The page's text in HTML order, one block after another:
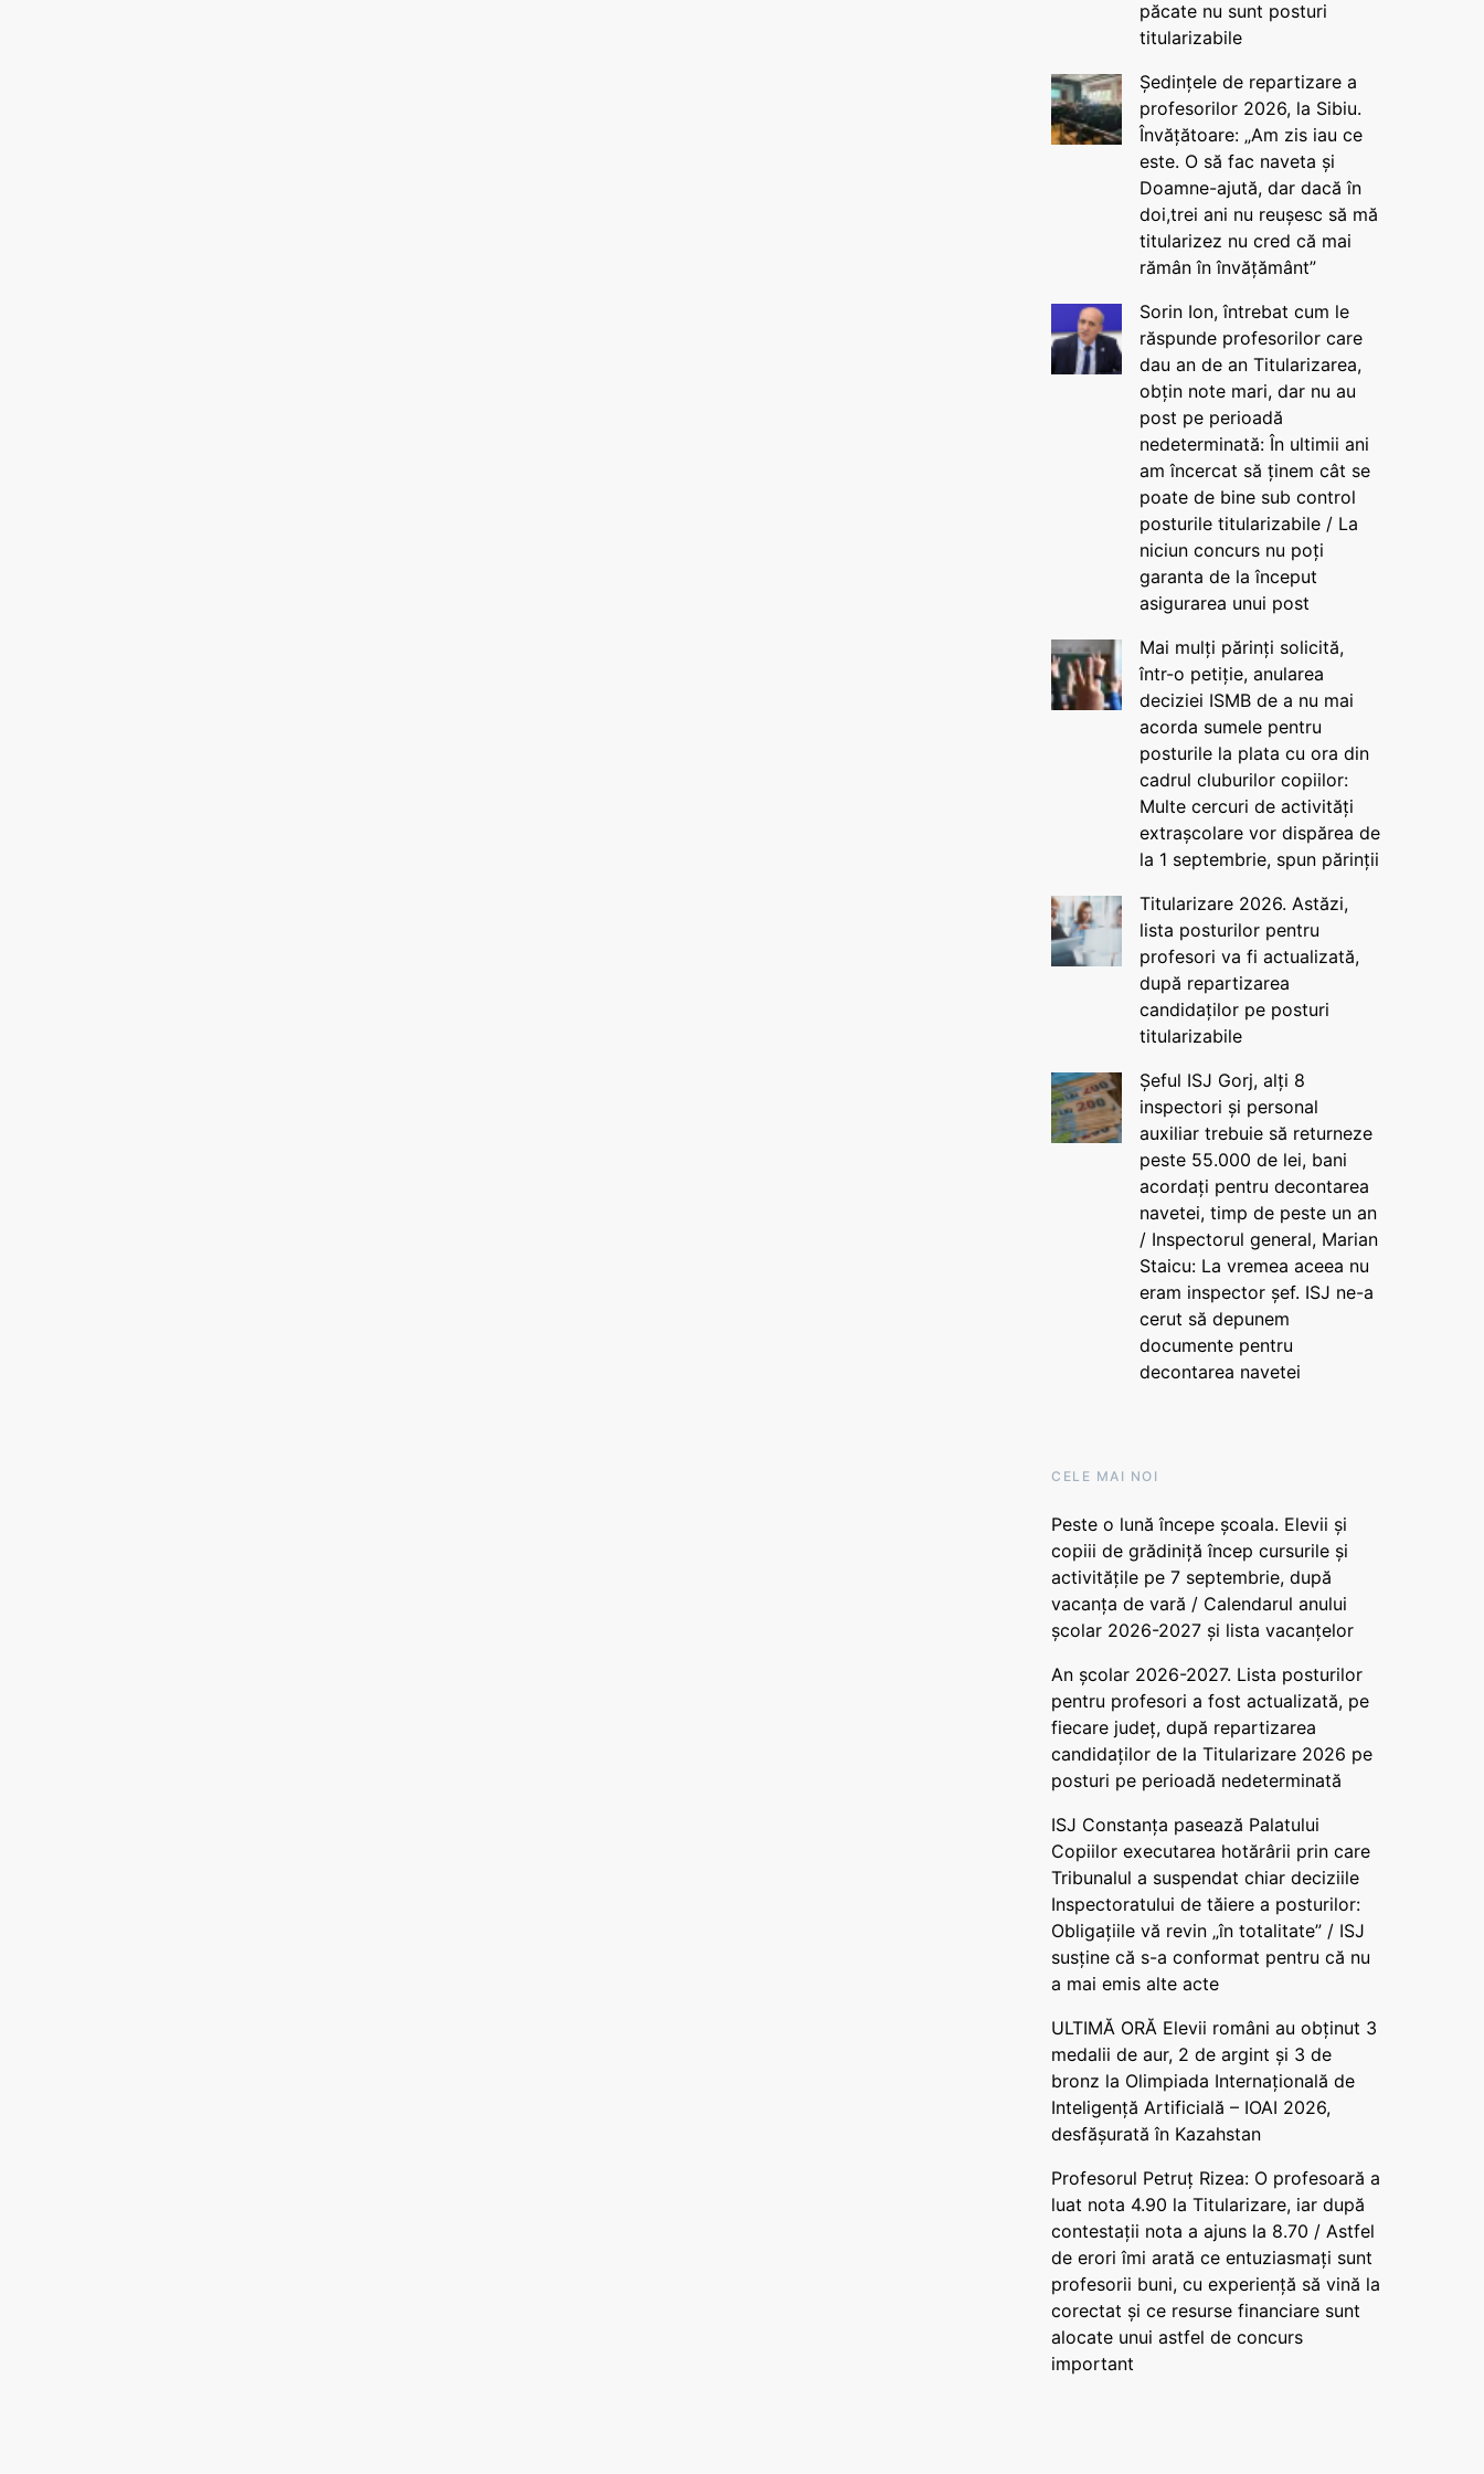
păcate nu sunt posturi
titularizabile
Ședințele de repartizare a
profesorilor 2026, la Sibiu.
Învățătoare: „Am zis iau ce
este. O să fac naveta și
Doamne-ajută, dar dacă în
doi,trei ani nu reușesc să mă
titularizez nu cred că mai
rămân în învățământ”
Sorin Ion, întrebat cum le
răspunde profesorilor care
dau an de an Titularizarea,
obțin note mari, dar nu au
post pe perioadă
nedeterminată: În ultimii ani
am încercat să ținem cât se
poate de bine sub control
posturile titularizabile / La
niciun concurs nu poți
garanta de la început
asigurarea unui post
Mai mulți părinți solicită,
într-o petiție, anularea
deciziei ISMB de a nu mai
acorda sumele pentru
posturile la plata cu ora din
cadrul cluburilor copiilor:
Multe cercuri de activități
extrașcolare vor dispărea de
la 1 septembrie, spun părinții
Titularizare 2026. Astăzi,
lista posturilor pentru
profesori va fi actualizată,
după repartizarea
candidaților pe posturi
titularizabile
Șeful ISJ Gorj, alți 8
inspectori și personal
auxiliar trebuie să returneze
peste 55.000 de lei, bani
acordați pentru decontarea
navetei, timp de peste un an
/ Inspectorul general, Marian
Staicu: La vremea aceea nu
eram inspector șef. ISJ ne-a
cerut să depunem
documente pentru
decontarea navetei
CELE MAI NOI
Peste o lună începe școala. Elevii și
copiii de grădiniță încep cursurile și
activitățile pe 7 septembrie, după
vacanța de vară / Calendarul anului
școlar 2026-2027 și lista vacanțelor
An școlar 2026-2027. Lista posturilor
pentru profesori a fost actualizată, pe
fiecare județ, după repartizarea
candidaților de la Titularizare 2026 pe
posturi pe perioadă nedeterminată
ISJ Constanța pasează Palatului
Copiilor executarea hotărârii prin care
Tribunalul a suspendat chiar deciziile
Inspectoratului de tăiere a posturilor:
Obligațiile vă revin „în totalitate” / ISJ
susține că s-a conformat pentru că nu
a mai emis alte acte
ULTIMĂ ORĂ Elevii români au obținut 3
medalii de aur, 2 de argint și 3 de
bronz la Olimpiada Internațională de
Inteligență Artificială – IOAI 2026,
desfășurată în Kazahstan
Profesorul Petruț Rizea: O profesoară a
luat nota 4.90 la Titularizare, iar după
contestații nota a ajuns la 8.70 / Astfel
de erori îmi arată ce entuziasmați sunt
profesorii buni, cu experiență să vină la
corectat și ce resurse financiare sunt
alocate unui astfel de concurs
important